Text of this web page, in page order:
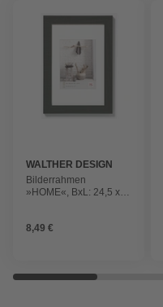
WALTHER DESIGN
Bilderrahmen
»HOME«, BxL: 24,5 x
8,49 €